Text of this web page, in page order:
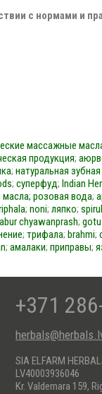
с нормами и
массажные
продукция;
; натуральная
; суперфуд; Indian
розовая вода;
; noni; ляпко;
chyawanprash;
; трифала; brahmi;
; амалаки; приправы;
+371
SIA ELFARM
LV40003936046
Kr. Valdemara 159,